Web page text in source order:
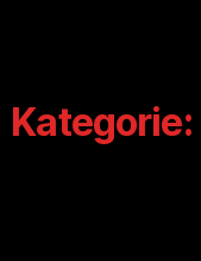
Kategorie: